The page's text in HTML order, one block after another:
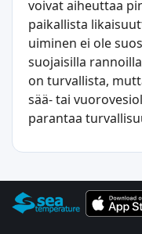
voivat aiheuttaa
paikallista
uiminen ei ole
suojaisilla
on turvallista,
sää- tai
parantaa